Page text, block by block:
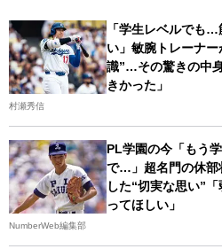
「学生レベルでも
い」敏腕トレーナ
識”…その驚きの中
きかった」
村瀬秀信
PL学園の今「もう
で…」超名門の休部
した“切実な思い”
ってほしい」
NumberWeb編集部